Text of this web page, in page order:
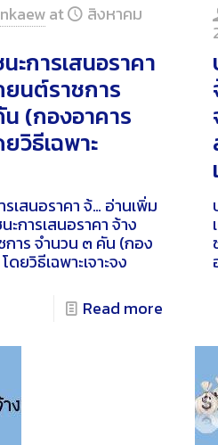
at สิงหาคม
ะการเสนอราคา
นต์ราชการ
(กองอาคาร
วิธีเฉพาะ
เสนอราคา จ้… อ่านเพิ่ม
ะการเสนอราคา จ้าง
าร จำนวน ๓ คัน (กอง
ยวิธีเฉพาะเจาะจง
Read more